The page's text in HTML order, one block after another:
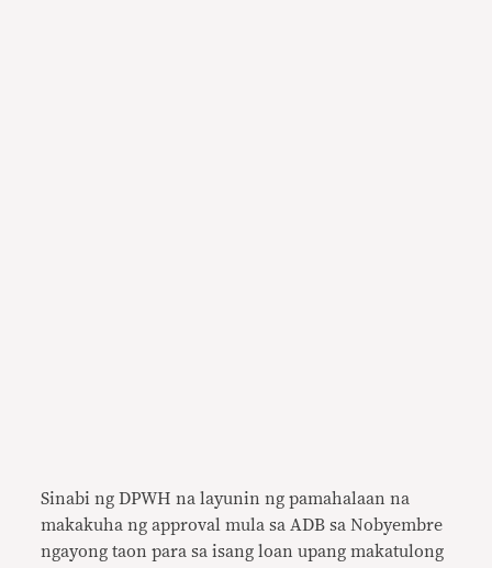
Sinabi ng DPWH na layunin ng pamahalaan na
makakuha ng approval mula sa ADB sa Nobyembre
ngayong taon para sa isang loan upang makatulong